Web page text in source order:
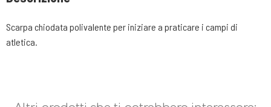
Scarpa chiodata polivalente per iniziare a praticare i campi di
atletica.